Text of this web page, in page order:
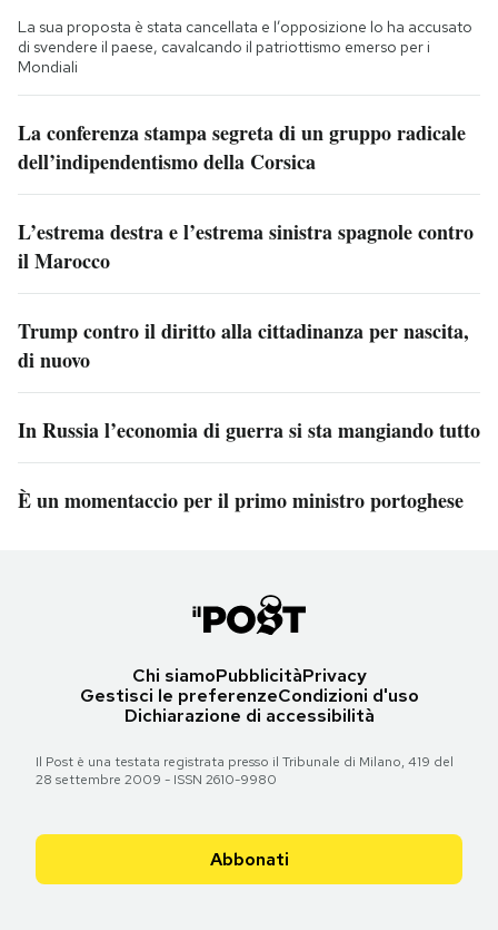
La sua proposta è stata cancellata e l’opposizione lo ha accusato
di svendere il paese, cavalcando il patriottismo emerso per i
Mondiali
La conferenza stampa segreta di un gruppo radicale
dell’indipendentismo della Corsica
L’estrema destra e l’estrema sinistra spagnole contro
il Marocco
Trump contro il diritto alla cittadinanza per nascita,
di nuovo
In Russia l’economia di guerra si sta mangiando tutto
È un momentaccio per il primo ministro portoghese
Chi siamoPubblicitàPrivacy
Gestisci le preferenzeCondizioni d'uso
Dichiarazione di accessibilità
Il Post è una testata registrata presso il Tribunale di Milano, 419 del
28 settembre 2009 - ISSN 2610-9980
Abbonati